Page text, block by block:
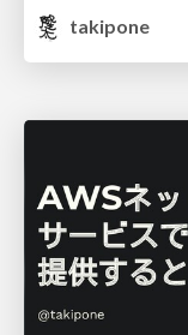
takipone